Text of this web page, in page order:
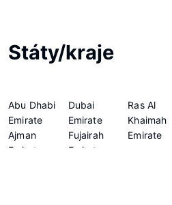
Státy/kraje
Abu Dhabi
Emirate
Ajman
Emirate
Dubai
Emirate
Fujairah
Emirate
Ras Al
Khaimah
Emirate